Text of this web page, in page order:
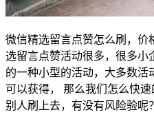
微信精选留言点赞怎么刷，价
选留言点赞活动很多，很多小
的一种小型的活动，大多数活
可以获得， 那么我们怎么快
别人刷上去，有没有风险验呢？